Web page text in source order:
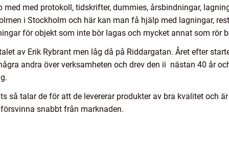
med protokoll, tidskrifter, dummies, årsbindningar,
i Stockholm och här kan man få hjälp med lagningar,
för objekt som inte bör lagas och mycket annat som rör
av Erik Rybrant men låg då på Riddargatan. Året efter
andra över verksamheten och drev den ii nästan 40 år
så talar de för att de levererar produkter av bra kvalitet och
snabbt från marknaden.